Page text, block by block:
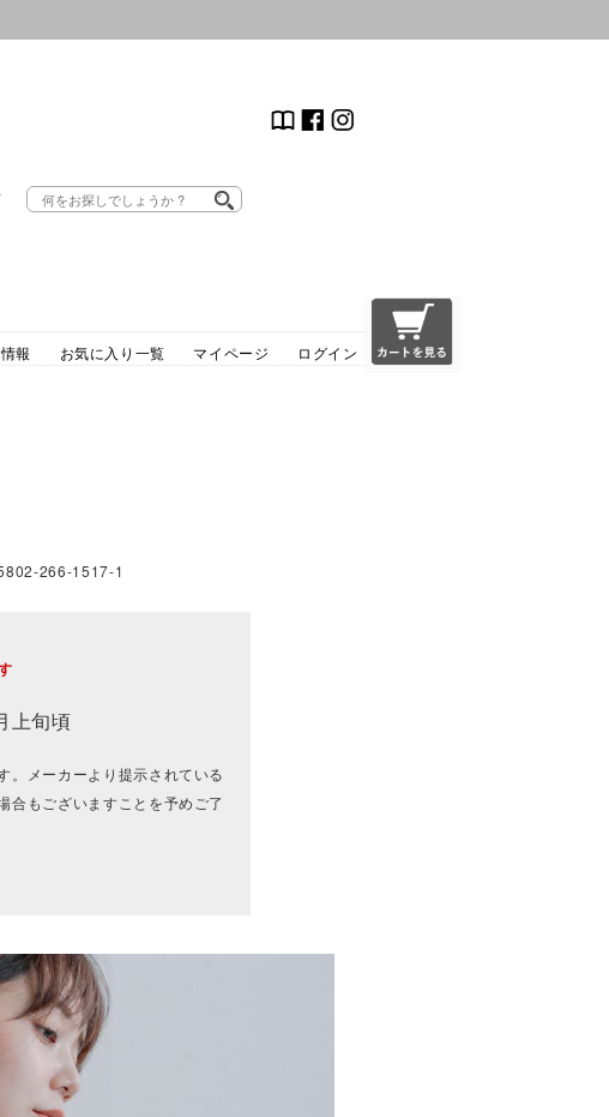
報
お気に入り一覧 マイページ ログイン
266-1517-1
上旬頃
。メーカーより提示されている
合もございますことを予めご了